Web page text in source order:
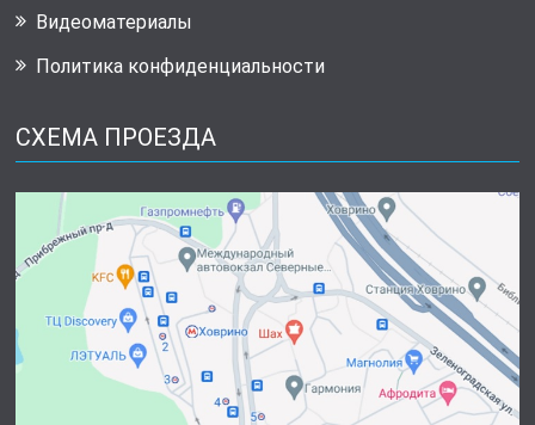
Видеоматериалы
Политика конфиденциальности
СХЕМА ПРОЕЗДА